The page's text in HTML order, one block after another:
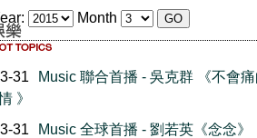
Month
31
Music 聯合首播 - 吳克群 《不會
》
31
Music 全球首播 - 劉若英《念念》